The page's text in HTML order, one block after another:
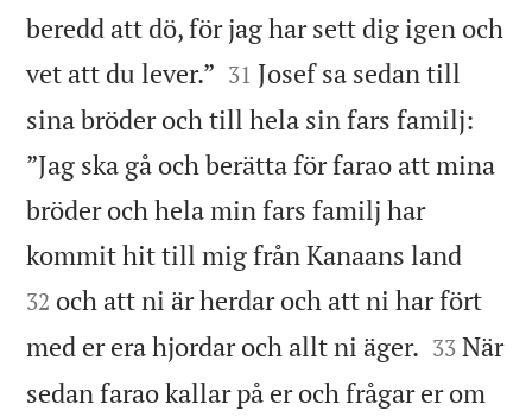
beredd att dö, för jag har sett dig igen och
vet att du lever.” 

31 Josef sa sedan till
sina bröder och till hela sin fars familj:
”Jag ska gå och berätta för farao att mina
bröder och hela min fars familj har
kommit hit till mig från Kanaans land
32 och att ni är herdar och att ni har fört
med er era hjordar och allt ni äger. 

33 När
sedan farao kallar på er och frågar er om